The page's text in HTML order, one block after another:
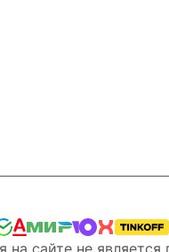
на сайте не является